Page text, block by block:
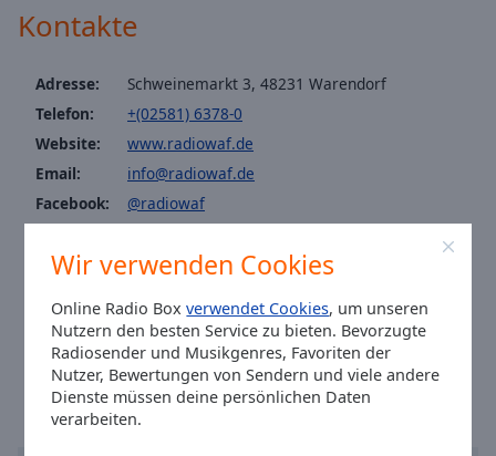
Wir verwenden Cookies
Online Radio Boxverwendet Cookies, um unseren
Nutzern den besten Service zu bieten. Bevorzugte
Radiosender und Musikgenres, Favoriten der
Nutzer, Bewertungen von Sendern und viele andere
Dienste müssen deine persönlichen Daten
verarbeiten.
Background
Color
Opacity
Font
Family
Kontakte
Adresse:
Schweinemarkt 3, 48231 Warendorf
Telefon:
+(02581) 6378-0
Website:
www.radiowaf.de
Email:
info@radiowaf.de
Facebook:
@radiowaf
Instagram: @radio-waf
werbung@radiowaf.de
Ortszeit in Warendorf: 05:48,08.08.2026